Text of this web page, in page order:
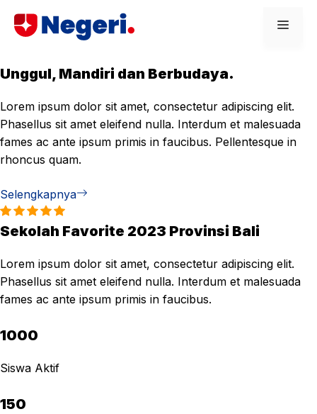
Unggul, Mandiri dan Berbudaya.
Lorem ipsum dolor sit amet, consectetur adipiscing elit.
Phasellus sit amet eleifend nulla. Interdum et malesuada
fames ac ante ipsum primis in faucibus. Pellentesque in
rhoncus quam.
Selengkapnya
Sekolah Favorite 2023 Provinsi Bali
Lorem ipsum dolor sit amet, consectetur adipiscing elit.
Phasellus sit amet eleifend nulla. Interdum et malesuada
fames ac ante ipsum primis in faucibus.
1000
Siswa Aktif
150